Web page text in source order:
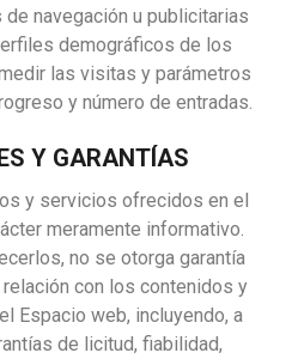
navegación u publicitarias
demográficos de los
las visitas y parámetros
y número de entradas.
Y GARANTÍAS
y servicios ofrecidos en el
meramente informativo.
no se otorga garantía
con los contenidos y
Espacio web, incluyendo, a
de licitud, fiabilidad,